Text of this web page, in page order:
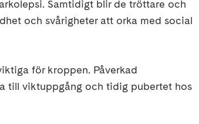
Samtidigt blir de tröttare och
och svårigheter att orka med social
för kroppen. Påverkad
till viktuppgång och tidig pubertet hos